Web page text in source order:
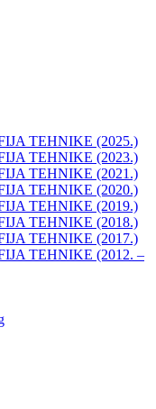
TEHNIKE (2025.)
TEHNIKE (2023.)
TEHNIKE (2021.)
TEHNIKE (2020.)
TEHNIKE (2019.)
TEHNIKE (2018.)
TEHNIKE (2017.)
TEHNIKE (2012. –